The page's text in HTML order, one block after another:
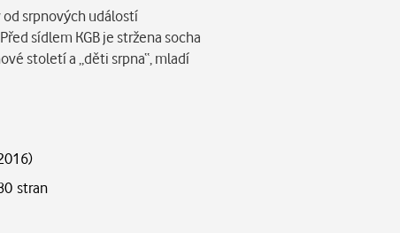
srpnových událostí
sídlem KGB je stržena socha
století a „děti srpna“, mladí
)
stran